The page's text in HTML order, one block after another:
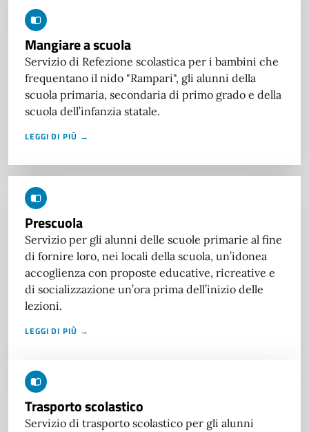
Mangiare a scuola
Servizio di Refezione scolastica per i bambini che
frequentano il nido "Rampari", gli alunni della
scuola primaria, secondaria di primo grado e della
scuola dell’infanzia statale.
LEGGI DI PIÙ →
Prescuola
Servizio per gli alunni delle scuole primarie al fine
di fornire loro, nei locali della scuola, un’idonea
accoglienza con proposte educative, ricreative e
di socializzazione un’ora prima dell’inizio delle
lezioni.
LEGGI DI PIÙ →
Trasporto scolastico
Servizio di trasporto scolastico per gli alunni